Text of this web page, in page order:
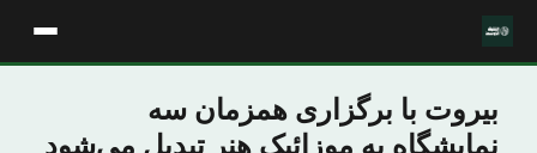
بیروت با برگزاری همزمان سه